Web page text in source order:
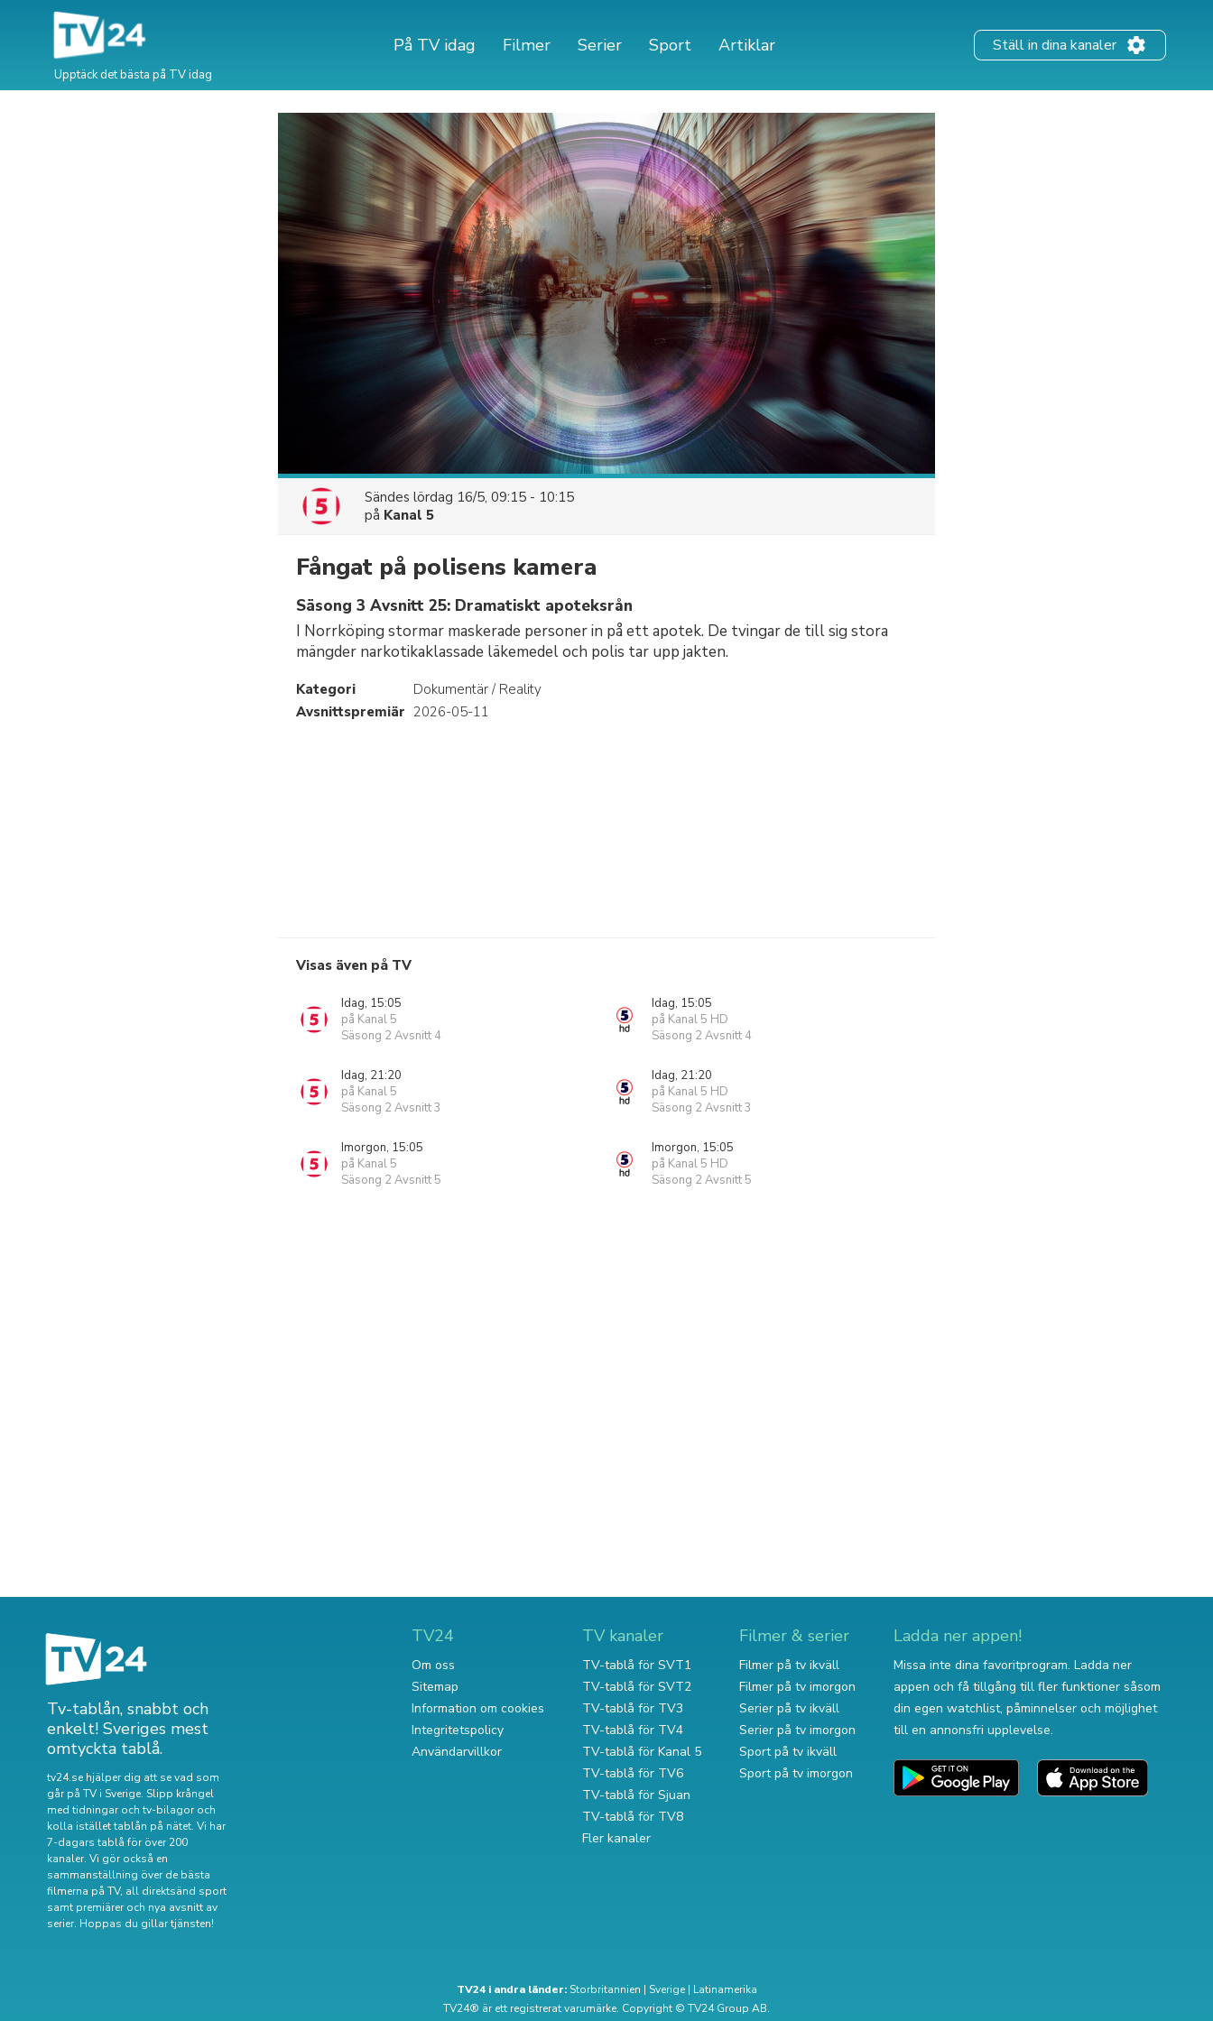
Upptäck det bästa på TV idag
På TV idag Filmer Serier Sport Artiklar Ställ in dina kanaler
Sändes lördag 16/5, 09:15 - 10:15
på Kanal 5
Fångat på polisens kamera
Säsong 3 Avsnitt 25: Dramatiskt apoteksrån
I Norrköping stormar maskerade personer in på ett apotek. De tvingar de till sig stora
mängder narkotikaklassade läkemedel och polis tar upp jakten.
Kategori
Dokumentär / Reality
Avsnittspremiär 2026-05-11
Visas även på TV
Idag, 15:05
på Kanal 5
Säsong 2 Avsnitt 4
Idag, 15:05
på Kanal 5 HD
Säsong 2 Avsnitt 4
Idag, 21:20
på Kanal 5
Säsong 2 Avsnitt 3
Idag, 21:20
på Kanal 5 HD
Säsong 2 Avsnitt 3
Imorgon, 15:05
på Kanal 5
Säsong 2 Avsnitt 5
Imorgon, 15:05
på Kanal 5 HD
Säsong 2 Avsnitt 5
Tv-tablån, snabbt och
enkelt! Sveriges mest
omtyckta tablå.
tv24.se hjälper dig att se vad som
går på TV i Sverige. Slipp krångel
med tidningar och tv-bilagor och
kolla istället tablån på nätet. Vi har
7-dagars tablå för över 200
kanaler. Vi gör också en
sammanställning överde bästa
filmerna på TV, all direktsänd sport
samt premiärer och nya avsnitt av
serier. Hoppas du gillar tjänsten!
TV24
Om oss
Sitemap
Information om cookies
Integritetspolicy
Användarvillkor
TV kanaler
TV-tablå för SVT1
TV-tablå för SVT2
TV-tablå för TV3
TV-tablå för TV4
TV-tablå för Kanal 5
TV-tablå för TV6
TV-tablå för Sjuan
TV-tablå för TV8
Fler kanaler
Filmer & serier
Filmer på tv ikväll
Filmer på tv imorgon
Serier på tv ikväll
Serier på tv imorgon
Sport på tv ikväll
Sport på tv imorgon
Ladda ner appen!
Missa inte dina favoritprogram. Ladda ner
appen och få tillgång till fler funktioner såsom
din egen watchlist, påminnelser och möjlighet
till en annonsfri upplevelse.
TV24 i andra länder: Storbritannien | Sverige| Latinamerika
TV24® är ett registrerat varumärke. Copyright © TV24 Group AB.